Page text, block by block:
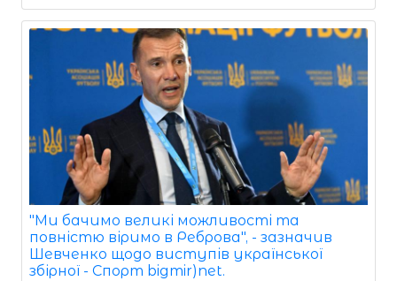
"Ми бачимо великі можливості та
повністю віримо в Реброва", - зазначив
Шевченко щодо виступів української
збірної - Спорт bigmir)net.